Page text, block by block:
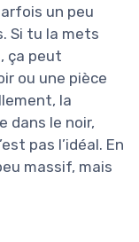
un peu
Si tu la mets
ça peut
ou une pièce
la
dans le noir,
pas l’idéal. En
massif, mais